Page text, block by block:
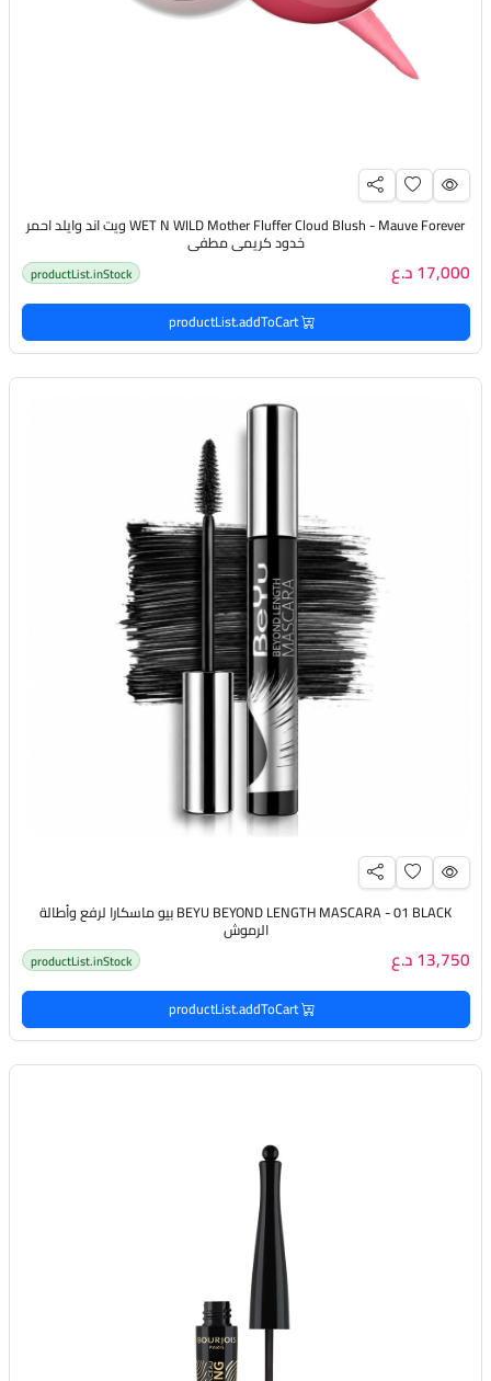
WET N WILD Mother Fluffer Cloud Blush - Mauve Forever ويت اند وايلد احمر
خدود كريمي مطفي
17,000 د.ع productList.inStock
productList.addToCart
BEYU BEYOND LENGTH MASCARA - 01 BLACK بيو ماسكارا لرفع وأطالة
الرموش
13,750 د.ع productList.inStock
productList.addToCart